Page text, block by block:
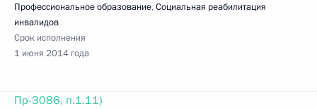
Профессиональное образование,Социальная реабилитация
инвалидов
Срок исполнения
1 июня 2014 года
Пр-3086, п.1.11)